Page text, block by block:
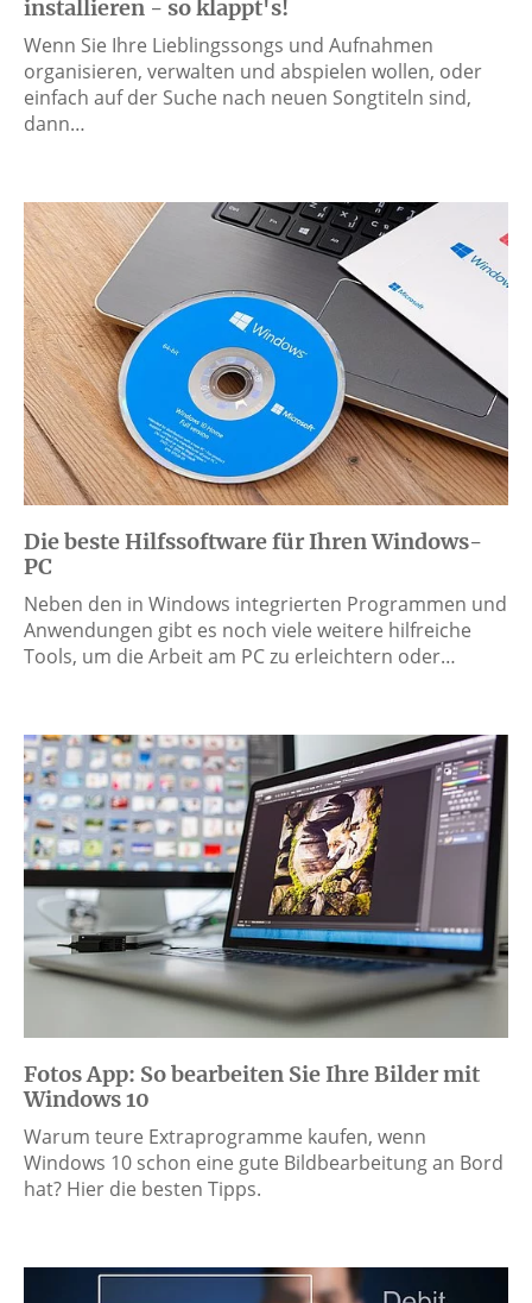
installieren - so klappt's!
Wenn Sie Ihre Lieblingssongs und Aufnahmen
organisieren, verwalten und abspielen wollen, oder
einfach auf der Suche nach neuen Songtiteln sind,
dann…
Die beste Hilfssoftware für Ihren Windows-
PC
Neben den in Windows integrierten Programmen und
Anwendungen gibt es noch viele weitere hilfreiche
Tools, um die Arbeit am PC zu erleichtern oder…
Fotos App: So bearbeiten Sie Ihre Bilder mit
Windows 10
Warum teure Extraprogramme kaufen, wenn
Windows 10 schon eine gute Bildbearbeitung an Bord
hat? Hier die besten Tipps.